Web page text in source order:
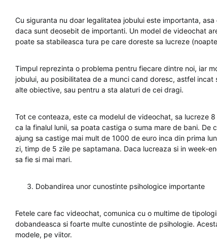
Cu siguranta nu doar legalitatea jobului este importanta,
daca sunt deosebit de importanti. Un model de videochat
poate sa stabileasca tura pe care doreste sa lucreze
Timpul reprezinta o problema pentru fiecare dintre noi, iar
jobului, au posibilitatea de a munci cand doresc, astfel
alte obiective, sau pentru a sta alaturi de cei dragi.
Tot ce conteaza, este ca modelul de videochat, sa lucreze
ca la finalul lunii, sa poata castiga o suma mare de bani. De
ajung sa castige mai mult de 1000 de euro inca din prima
zi, timp de 5 zile pe saptamana. Daca lucreaza si in week-
sa fie si mai mari.
Dobandirea unor cunostinte psihologice importante
Fetele care fac videochat, comunica cu o multime de
dobandeasca si foarte multe cunostinte de psihologie.
modele, pe viitor.